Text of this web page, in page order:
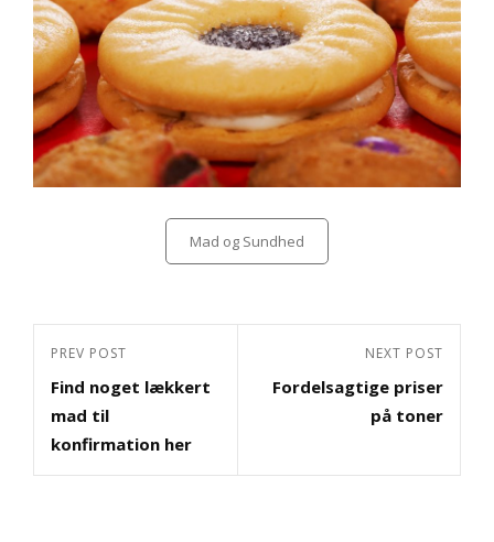
Categories
Mad og Sundhed
Indlægsnavigation
Previous
Post
PREV POST
Find noget lækkert
mad til
konfirmation her
Post
NEXT POST
Fordelsagtige priser
på toner